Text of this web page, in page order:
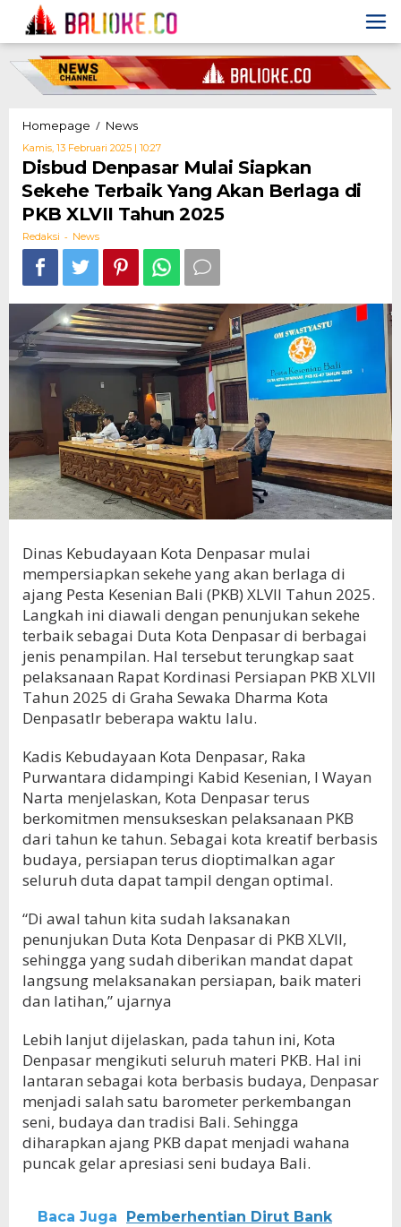
content
Homepage / NewsDisbud
Denpasar
Mulai
Siapkan
Sekehe
Terbaik
Yang
Berlaga
PKB
XLVII
Tahun
2025
Kamis, 13 Februari 2025 | 10:27Oleh
Redaksi
Disbud Denpasar Mulai Siapkan
Sekehe Terbaik Yang Akan Berlaga di
PKB XLVII Tahun 2025
Redaksi - News
Dinas Kebudayaan Kota Denpasar mulai
mempersiapkan sekehe yang akan berlaga di
ajang Pesta Kesenian Bali (PKB) XLVII Tahun 2025.
Langkah ini diawali dengan penunjukan sekehe
terbaik sebagai Duta Kota Denpasar di berbagai
jenis penampilan. Hal tersebut terungkap saat
pelaksanaan Rapat Kordinasi Persiapan PKB XLVII
Tahun 2025 di Graha Sewaka Dharma Kota
Denpasatlr beberapa waktu lalu.
Kadis Kebudayaan Kota Denpasar, Raka
Purwantara didampingi Kabid Kesenian, I Wayan
Narta menjelaskan, Kota Denpasar terus
berkomitmen mensukseskan pelaksanaan PKB
dari tahun ke tahun. Sebagai kota kreatif berbasis
budaya, persiapan terus dioptimalkan agar
seluruh duta dapat tampil dengan optimal.
“Di awal tahun kita sudah laksanakan
penunjukan Duta Kota Denpasar di PKB XLVII,
sehingga yang sudah diberikan mandat dapat
langsung melaksanakan persiapan, baik materi
dan latihan,” ujarnya
Lebih lanjut dijelaskan, pada tahun ini, Kota
Denpasar mengikuti seluruh materi PKB. Hal ini
lantaran sebagai kota berbasis budaya, Denpasar
menjadi salah satu barometer perkembangan
seni, budaya dan tradisi Bali. Sehingga
diharapkan ajang PKB dapat menjadi wahana
puncak gelar apresiasi seni budaya Bali.
Baca Juga
Pemberhentian Dirut Bank